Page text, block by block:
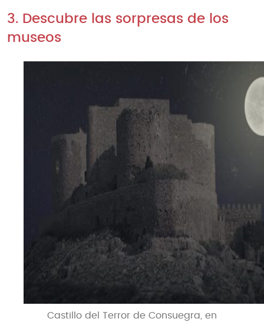
3. Descubre las sorpresas de los
museos
Castillo del Terror de Consuegra, en